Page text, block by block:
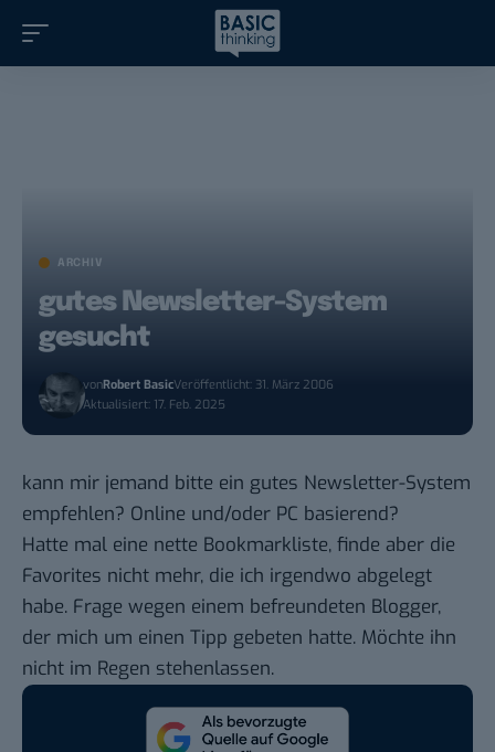
ARCHIV
gutes Newsletter-System
gesucht
vonRobert BasicVeröffentlicht: 31. März 2006
Aktualisiert: 17. Feb. 2025
kann mir jemand bitte ein gutes Newsletter-System
empfehlen? Online und/oder PC basierend?
Hatte mal eine nette Bookmarkliste, finde aber die
Favorites nicht mehr, die ich irgendwo abgelegt
habe. Frage wegen einem befreundeten Blogger,
der mich um einen Tipp gebeten hatte. Möchte ihn
nicht im Regen stehenlassen.